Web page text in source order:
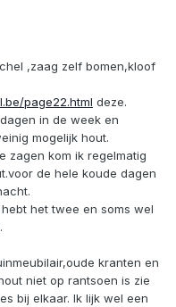
,zaag zelf bomen,kloof
page22.html deze.
in de week en
mogelijk hout.
zagen kom ik regelmatig
de hele koude dagen
het twee en soms wel
kranten en
niet op rantsoen is zie
bij elkaar. Ik lijk wel een